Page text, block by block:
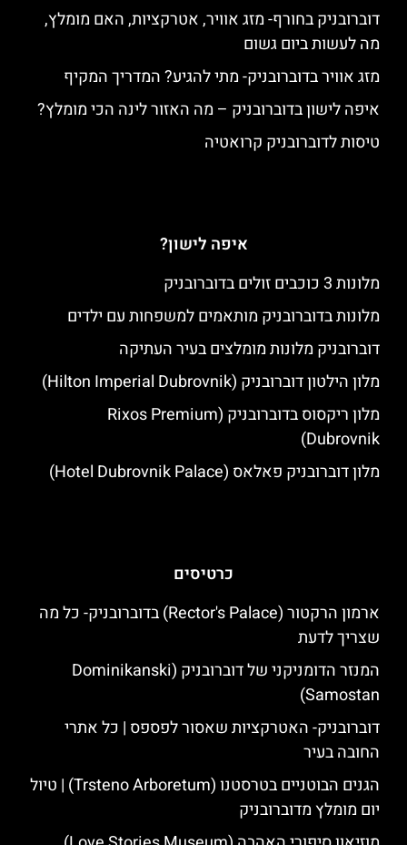
דוברובניק בחורף- מזג אוויר, אטרקציות, האם מומלץ,
מה לעשות ביום גשום
מזג אוויר בדוברובניק- מתי להגיע? המדריך המקיף
איפה לישון בדוברובניק – מה האזור לינה הכי מומלץ?
טיסות לדוברובניק קרואטיה
איפה לישון?
מלונות 3 כוכבים זולים בדוברובניק
מלונות בדוברובניק מותאמים למשפחות עם ילדים
דוברובניק מלונות מומלצים בעיר העתיקה
מלון הילטון דוברובניק (Hilton Imperial Dubrovnik)
מלון ריקסוס בדוברובניק (Rixos Premium
Dubrovnik)
מלון דוברובניק פאלאס (Hotel Dubrovnik Palace)
כרטיסים
ארמון הרקטור (Rector's Palace) בדוברובניק- כל מה
שצריך לדעת
המנזר הדומניקני של דוברובניק (Dominikanski
Samostan)
דוברובניק- האטרקציות שאסור לפספס | כל אתרי
החובה בעיר
הגנים הבוטניים בטרסטנו (Trsteno Arboretum) | טיול
יום מומלץ מדוברובניק